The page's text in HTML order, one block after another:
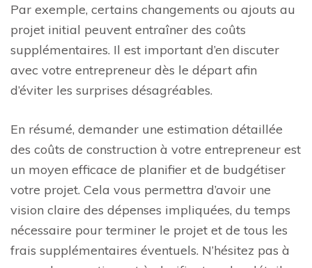
Par exemple, certains changements ou ajouts au
projet initial peuvent entraîner des coûts
supplémentaires. Il est important d’en discuter
avec votre entrepreneur dès le départ afin
d’éviter les surprises désagréables.
En résumé, demander une estimation détaillée
des coûts de construction à votre entrepreneur est
un moyen efficace de planifier et de budgétiser
votre projet. Cela vous permettra d’avoir une
vision claire des dépenses impliquées, du temps
nécessaire pour terminer le projet et de tous les
frais supplémentaires éventuels. N’hésitez pas à